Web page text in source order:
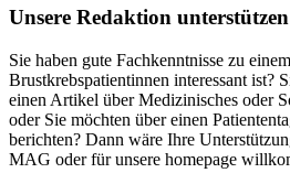
Unsere Redaktion unterstützen
Sie haben gute Fachkenntnisse zu
Brustkrebspatientinnen interessant ist?
einen Artikel über Medizinisches oder
oder Sie möchten über einen
berichten? Dann wäre Ihre
MAG oder für unsere homepage